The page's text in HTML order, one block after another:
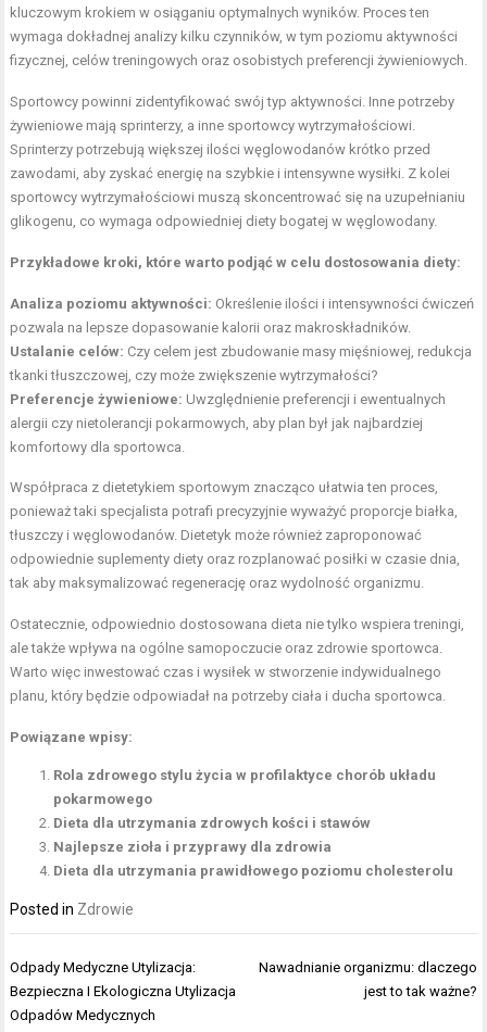
kluczowym krokiem w osiąganiu optymalnych wyników. Proces ten
wymaga dokładnej analizy kilku czynników, w tym poziomu aktywności
fizycznej, celów treningowych oraz osobistych preferencji żywieniowych.
Sportowcy powinni zidentyfikować swój typ aktywności. Inne potrzeby
żywieniowe mają sprinterzy, a inne sportowcy wytrzymałościowi.
Sprinterzy potrzebują większej ilości węglowodanów krótko przed
zawodami, aby zyskać energię na szybkie i intensywne wysiłki. Z kolei
sportowcy wytrzymałościowi muszą skoncentrować się na uzupełnianiu
glikogenu, co wymaga odpowiedniej diety bogatej w węglowodany.
Przykładowe kroki, które warto podjąć w celu dostosowania diety:
Analiza poziomu aktywności: Określenie ilości i intensywności ćwiczeń
pozwala na lepsze dopasowanie kalorii oraz makroskładników.
Ustalanie celów: Czy celem jest zbudowanie masy mięśniowej, redukcja
tkanki tłuszczowej, czy może zwiększenie wytrzymałości?
Preferencje żywieniowe: Uwzględnienie preferencji i ewentualnych
alergii czy nietolerancji pokarmowych, aby plan był jak najbardziej
komfortowy dla sportowca.
Współpraca z dietetykiem sportowym znacząco ułatwia ten proces,
ponieważ taki specjalista potrafi precyzyjnie wyważyć proporcje białka,
tłuszczy i węglowodanów. Dietetyk może również zaproponować
odpowiednie suplementy diety oraz rozplanować posiłki w czasie dnia,
tak aby maksymalizować regenerację oraz wydolność organizmu.
Ostatecznie, odpowiednio dostosowana dieta nie tylko wspiera treningi,
ale także wpływa na ogólne samopoczucie oraz zdrowie sportowca.
Warto więc inwestować czas i wysiłek w stworzenie indywidualnego
planu, który będzie odpowiadał na potrzeby ciała i ducha sportowca.
Powiązane wpisy:
Rola zdrowego stylu życia w profilaktyce chorób układu
pokarmowego
Dieta dla utrzymania zdrowych kości i stawów
Najlepsze zioła i przyprawy dla zdrowia
Dieta dla utrzymania prawidłowego poziomu cholesterolu
Posted in Zdrowie
Nawigacja
wpisu
Odpady Medyczne Utylizacja:
Bezpieczna I Ekologiczna Utylizacja
Odpadów Medycznych
Nawadnianie organizmu: dlaczego
jest to tak ważne?